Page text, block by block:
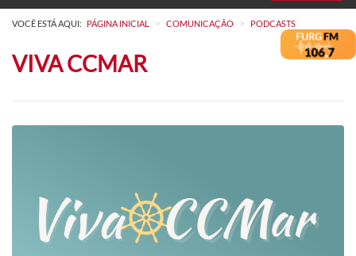
VOCÊ ESTÁ AQUI: PÁGINA INICIAL > COMUNICAÇÃO > PODCASTS
VIVA CCMAR